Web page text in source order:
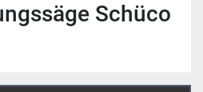
Schüco